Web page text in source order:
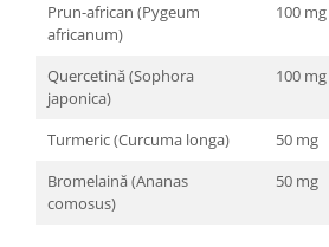
Prun-african (Pygeum
africanum)
100 mg
Quercetină (Sophora
japonica)
100 mg
Turmeric (Curcuma longa) 50 mg
Bromelaină (Ananas
comosus)
50 mg